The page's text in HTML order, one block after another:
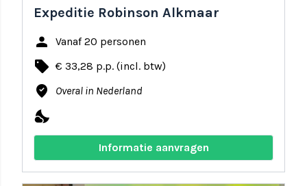
Expeditie Robinson Alkmaar
person Vanaf 20 personen
local_offer € 33,28 p.p. (incl. btw)
where_to_vote Overal in Nederland
nights_stay
Informatie aanvragen